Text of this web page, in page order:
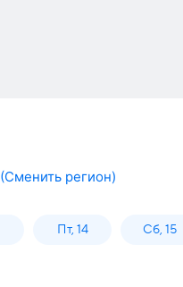
(Сменить регион)
Пт, 14 Сб, 15